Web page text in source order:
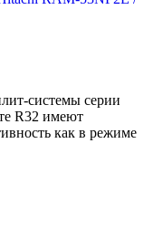
системы серии
R32 имеют
как в режиме